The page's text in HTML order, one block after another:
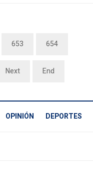
653 654
Next End
OPINIÓN DEPORTES